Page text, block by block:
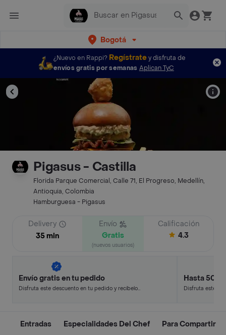
Bogotá
¿Nuevo en Rappi? Regístratey disfruta de
envíos gratis por semanas Aplican TyC
Pigasus - Castilla
Florida Parque Comercial, Calle 71, El Progreso, Medellín,
Antioquia, Colombia
Hamburguesa - Pigasus
Delivery
35 min
Envío
Gratis
(nuevos usuarios)
Calificación
4.3
Envío gratis en tu pedido
Disfruta este descuento en tu pedido y recíbelo
Hasta 50%
Disfruta este
Entradas Especialidades Del Chef Para Compartir